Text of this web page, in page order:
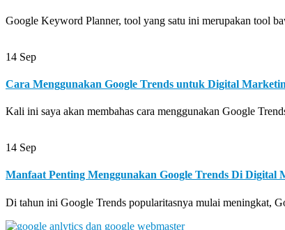
Google Keyword Planner, tool yang satu ini merupakan tool
14 Sep
Cara Menggunakan Google Trends untuk Digital
Kali ini saya akan membahas cara menggunakan Google
14 Sep
Manfaat Penting Menggunakan Google Trends Di Digital
Di tahun ini Google Trends popularitasnya mulai meningkat,